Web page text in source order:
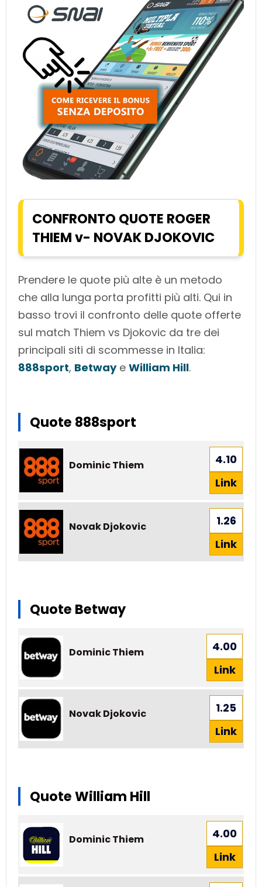
CONFRONTO QUOTE ROGER
THIEM v- NOVAK DJOKOVIC
Prendere le quote più alte è un metodo
che alla lunga porta profitti più alti. Qui in
basso trovi il confronto delle quote offerte
sul match Thiem vs Djokovic da tre dei
principali siti di scommesse in Italia:
888sport, Betwaye William Hill.
Quote 888sport
Dominic Thiem
4.10
Link
Novak Djokovic
1.26
Link
Quote Betway
Dominic Thiem
4.00
Link
Novak Djokovic
1.25
Link
Quote William Hill
Dominic Thiem
4.00
Link